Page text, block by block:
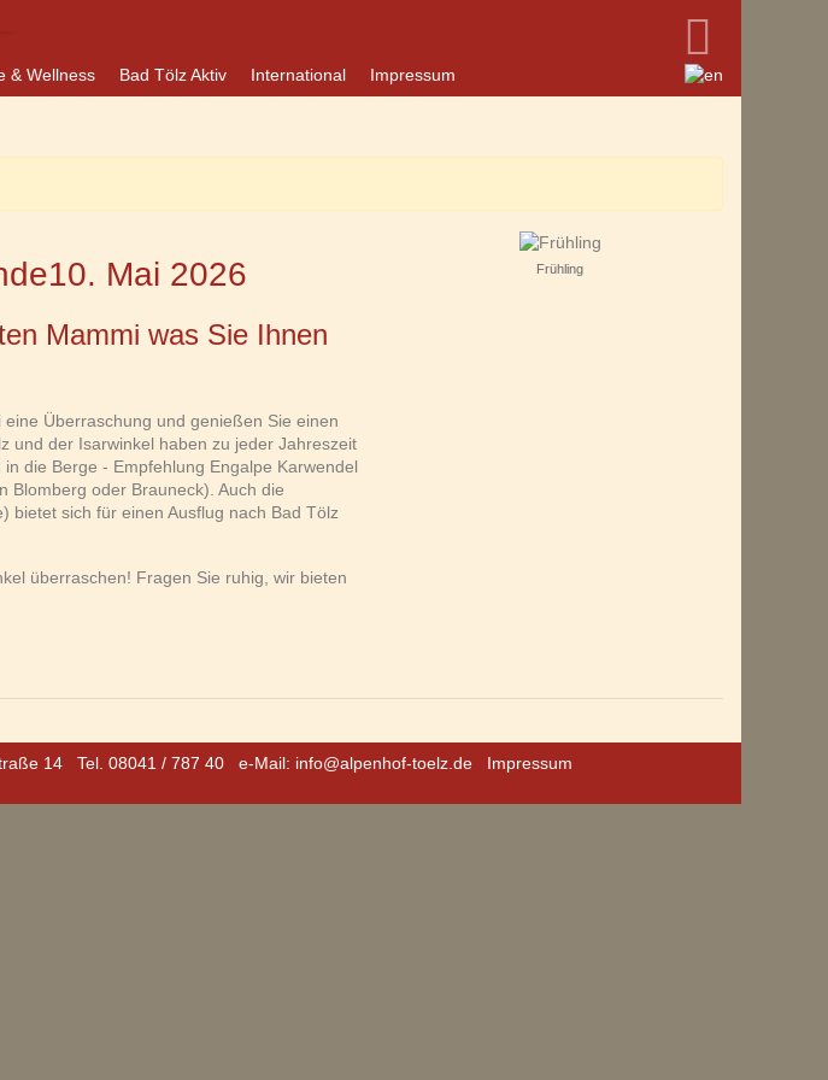
& Wellness Bad Tölz Aktiv International Impressum
Mai 2026
Mammi was Sie Ihnen
Überraschung und genießen Sie einen
und der Isarwinkel haben zu jeder Jahreszeit
die Berge - Empfehlung Engalpe Karwendel
oder Brauneck). Auch die
bietet sich für einen Ausflug nach Bad Tölz
überraschen! Fragen Sie ruhig, wir bieten
Frühling
14 Tel. 08041 / 787 40 e-Mail: info@alpenhof-toelz.de Impressum